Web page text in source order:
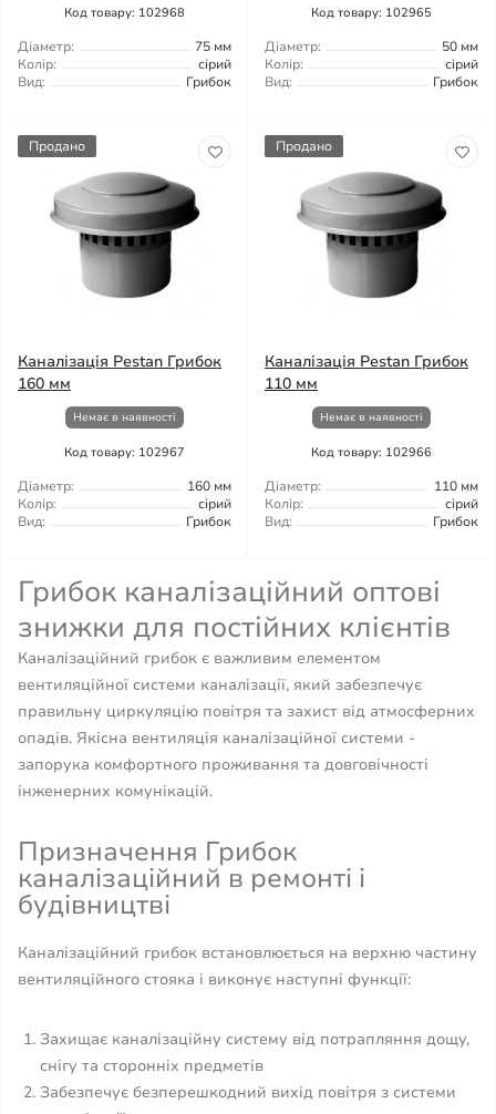
Код товару: 102968
Діаметр:
75 мм
Колір:
сірий
Вид:
Грибок
Код товару: 102965
Діаметр:
50 мм
Колір:
сірий
Вид:
Грибок
Продано
Каналізація Pestan Грибок
160 мм
Немає в наявності
Код товару: 102967
Діаметр:
160 мм
Колір:
сірий
Вид:
Грибок
Продано
Каналізація Pestan Грибок
110 мм
Немає в наявності
Код товару: 102966
Діаметр:
110 мм
Колір:
сірий
Вид:
Грибок
Грибок каналізаційний оптові
знижки для постійних клієнтів
Каналізаційний грибок є важливим елементом
вентиляційної системи каналізації, який забезпечує
правильну циркуляцію повітря та захист від атмосферних
опадів. Якісна вентиляція каналізаційної системи -
запорука комфортного проживання та довговічності
інженерних комунікацій.
Призначення Грибок
каналізаційний в ремонті і
будівництві
Каналізаційний грибок встановлюється на верхню частину
вентиляційного стояка і виконує наступні функції:
Захищає каналізаційну систему від потрапляння дощу,
снігу та сторонніх предметів
Забезпечує безперешкодний вихід повітря з системи